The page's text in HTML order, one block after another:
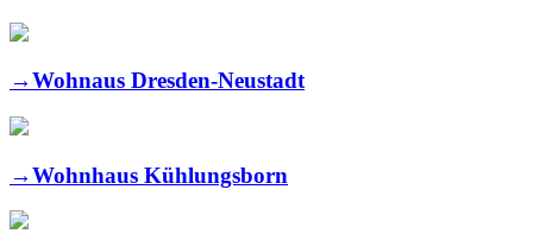
→Wohnaus Dresden-Neustadt
→Wohnhaus Kühlungsborn